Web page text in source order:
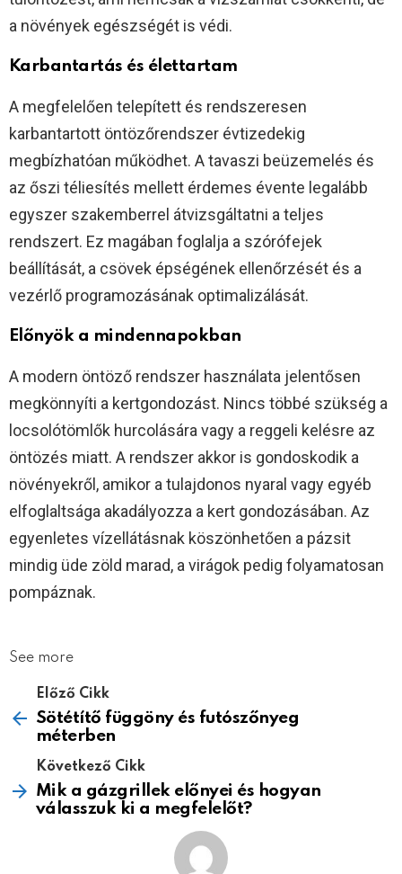
a növények egészségét is védi.
Karbantartás és élettartam
A megfelelően telepített és rendszeresen
karbantartott öntözőrendszer évtizedekig
megbízhatóan működhet. A tavaszi beüzemelés és
az őszi téliesítés mellett érdemes évente legalább
egyszer szakemberrel átvizsgáltatni a teljes
rendszert. Ez magában foglalja a szórófejek
beállítását, a csövek épségének ellenőrzését és a
vezérlő programozásának optimalizálását.
Előnyök a mindennapokban
A modern öntöző rendszer használata jelentősen
megkönnyíti a kertgondozást. Nincs többé szükség a
locsolótömlők hurcolására vagy a reggeli kelésre az
öntözés miatt. A rendszer akkor is gondoskodik a
növényekről, amikor a tulajdonos nyaral vagy egyéb
elfoglaltsága akadályozza a kert gondozásában. Az
egyenletes vízellátásnak köszönhetően a pázsit
mindig üde zöld marad, a virágok pedig folyamatosan
pompáznak.
See more
Előző Cikk
Sötétítő függöny és futószőnyeg
méterben
Következő Cikk
Mik a gázgrillek előnyei és hogyan
válasszuk ki a megfelelőt?